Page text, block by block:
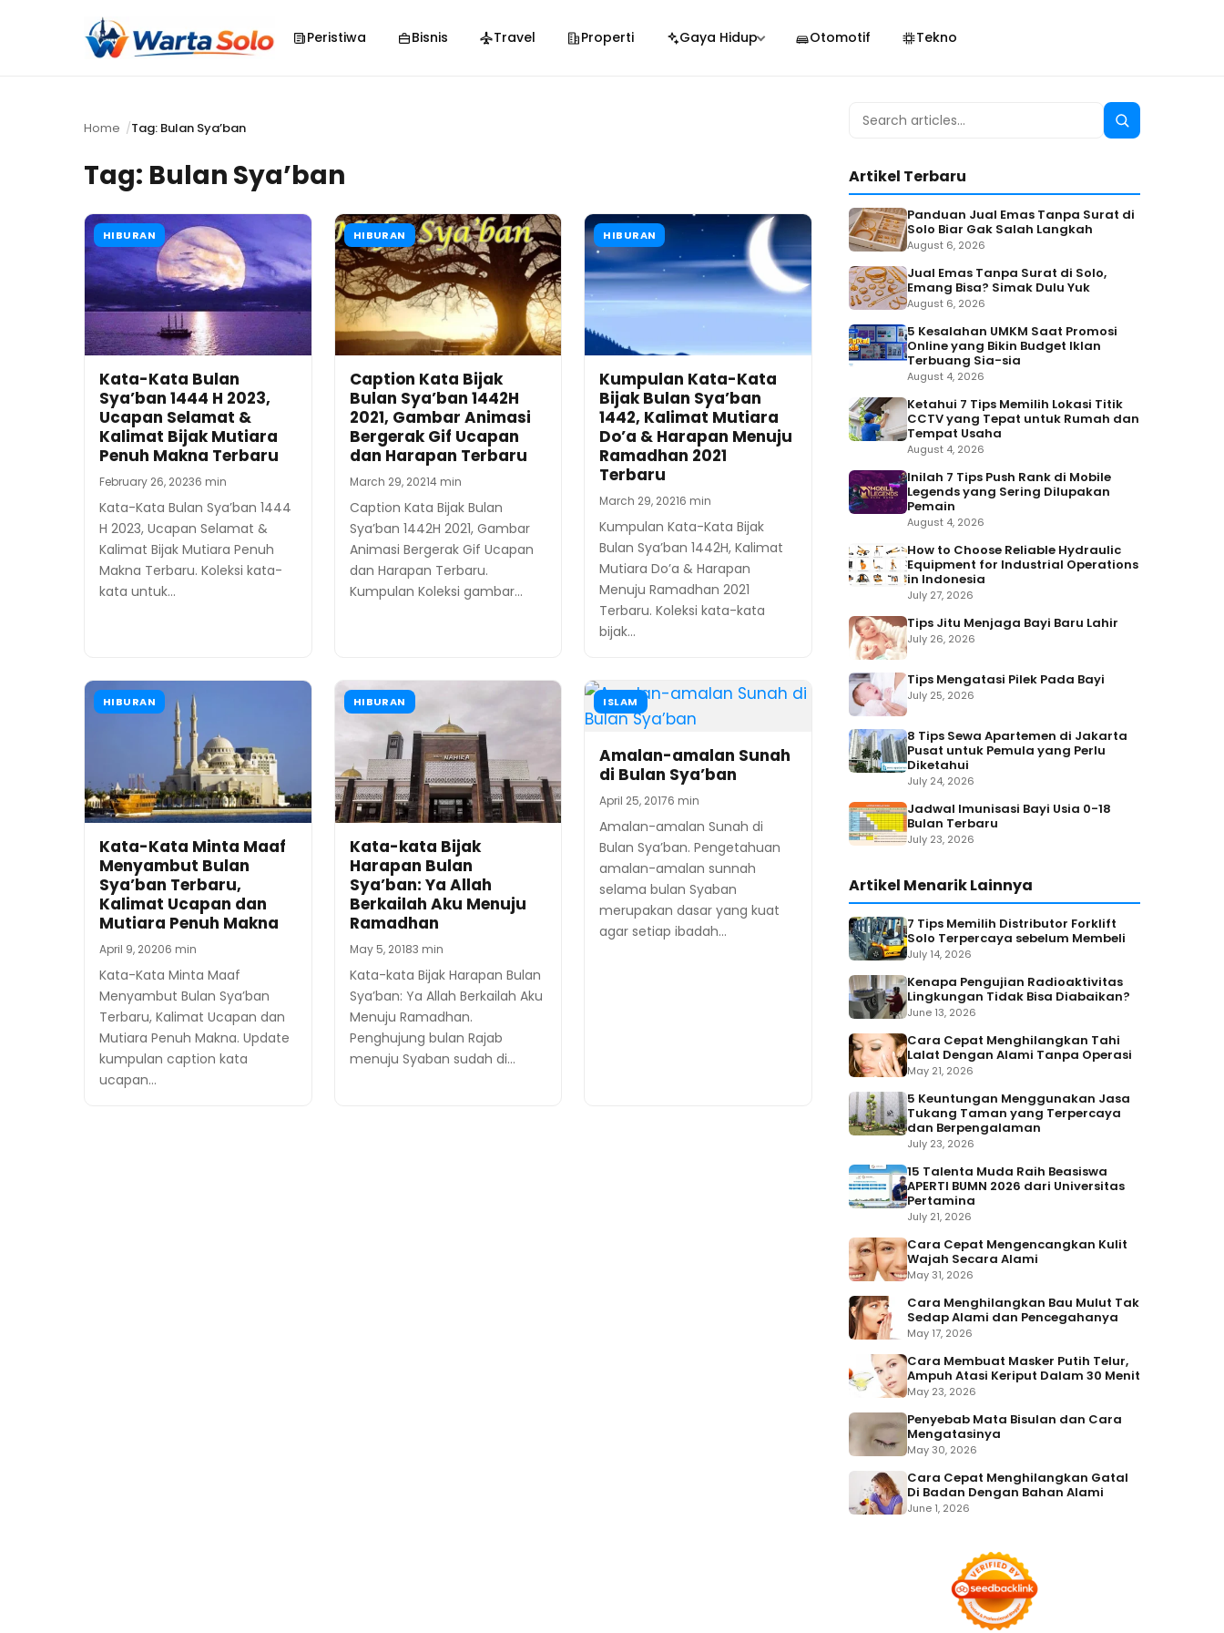
Peristiwa Bisnis Travel Properti Gaya Hidup Otomotif Tekno
Home Tag: Bulan Sya’ban
Tag: Bulan Sya’ban
HIBURAN
Kata-Kata Bulan
Sya’ban 1444 H 2023,
Ucapan Selamat &
Kalimat Bijak Mutiara
Penuh Makna Terbaru
February 26, 20236 min
Kata-Kata Bulan Sya’ban 1444
H 2023, Ucapan Selamat &
Kalimat Bijak Mutiara Penuh
Makna Terbaru. Koleksi kata-
kata untuk…
HIBURAN
Caption Kata Bijak
Bulan Sya’ban 1442H
2021, Gambar Animasi
Bergerak Gif Ucapan
dan Harapan Terbaru
March 29, 20214 min
Caption Kata Bijak Bulan
Sya’ban 1442H 2021, Gambar
Animasi Bergerak Gif Ucapan
dan Harapan Terbaru.
Kumpulan Koleksi gambar…
HIBURAN
Kumpulan Kata-Kata
Bijak Bulan Sya’ban
1442, Kalimat Mutiara
Do’a & Harapan Menuju
Ramadhan 2021
Terbaru
March 29, 20216 min
Kumpulan Kata-Kata Bijak
Bulan Sya’ban 1442H, Kalimat
Mutiara Do’a & Harapan
Menuju Ramadhan 2021
Terbaru. Koleksi kata-kata
bijak…
HIBURAN
Kata-Kata Minta Maaf
Menyambut Bulan
Sya’ban Terbaru,
Kalimat Ucapan dan
Mutiara Penuh Makna
April 9, 20206 min
Kata-Kata Minta Maaf
Menyambut Bulan Sya’ban
Terbaru, Kalimat Ucapan dan
Mutiara Penuh Makna. Update
kumpulan caption kata
ucapan…
HIBURAN
Kata-kata Bijak
Harapan Bulan
Sya’ban: Ya Allah
Berkailah Aku Menuju
Ramadhan
May 5, 20183 min
Kata-kata Bijak Harapan Bulan
Sya’ban: Ya Allah Berkailah Aku
Menuju Ramadhan.
Penghujung bulan Rajab
menuju Syaban sudah di…
ISLAM
Amalan-amalan Sunah
di Bulan Sya’ban
April 25, 20176 min
Amalan-amalan Sunah di
Bulan Sya’ban. Pengetahuan
amalan-amalan sunnah
selama bulan Syaban
merupakan dasar yang kuat
agar setiap ibadah…
Search
Search
Artikel Terbaru
Panduan Jual Emas Tanpa Surat di
Solo Biar Gak Salah Langkah
August 6, 2026
Jual Emas Tanpa Surat di Solo,
Emang Bisa? Simak Dulu Yuk
August 6, 2026
5 Kesalahan UMKM Saat Promosi
Online yang Bikin Budget Iklan
Terbuang Sia-sia
August 4, 2026
Ketahui 7 Tips Memilih Lokasi Titik
CCTV yang Tepat untuk Rumah dan
Tempat Usaha
August 4, 2026
Inilah 7 Tips Push Rank di Mobile
Legends yang Sering Dilupakan
Pemain
August 4, 2026
How to Choose Reliable Hydraulic
Equipment for Industrial Operations
in Indonesia
July 27, 2026
Tips Jitu Menjaga Bayi Baru Lahir
July 26, 2026
Tips Mengatasi Pilek Pada Bayi
July 25, 2026
8 Tips Sewa Apartemen di Jakarta
Pusat untuk Pemula yang Perlu
Diketahui
July 24, 2026
Jadwal Imunisasi Bayi Usia 0-18
Bulan Terbaru
July 23, 2026
Artikel Menarik Lainnya
7 Tips Memilih Distributor Forklift
Solo Terpercaya sebelum Membeli
July 14, 2026
Kenapa Pengujian Radioaktivitas
Lingkungan Tidak Bisa Diabaikan?
June 13, 2026
Cara Cepat Menghilangkan Tahi
Lalat Dengan Alami Tanpa Operasi
May 21, 2026
5 Keuntungan Menggunakan Jasa
Tukang Taman yang Terpercaya
dan Berpengalaman
July 23, 2026
15 Talenta Muda Raih Beasiswa
APERTI BUMN 2026 dari Universitas
Pertamina
July 21, 2026
Cara Cepat Mengencangkan Kulit
Wajah Secara Alami
May 31, 2026
Cara Menghilangkan Bau Mulut Tak
Sedap Alami dan Pencegahanya
May 17, 2026
Cara Membuat Masker Putih Telur,
Ampuh Atasi Keriput Dalam 30 Menit
May 23, 2026
Penyebab Mata Bisulan dan Cara
Mengatasinya
May 30, 2026
Cara Cepat Menghilangkan Gatal
Di Badan Dengan Bahan Alami
June 1, 2026